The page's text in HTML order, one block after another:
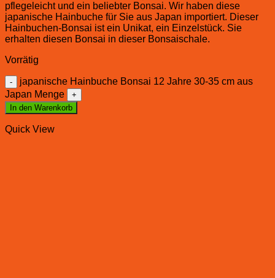
pflegeleicht und ein beliebter Bonsai. Wir haben diese
japanische Hainbuche für Sie aus Japan importiert. Dieser
Hainbuchen-Bonsai ist ein Unikat, ein Einzelstück. Sie
erhalten diesen Bonsai in dieser Bonsaischale.
Vorrätig
japanische Hainbuche Bonsai 12 Jahre 30-35 cm aus
Japan Menge
In den Warenkorb
Quick View